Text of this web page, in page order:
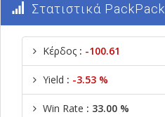
Στατιστικά PackPack
Κέρδος : -100.61
Yield : -3.53 %
Win Rate : 33.00 %